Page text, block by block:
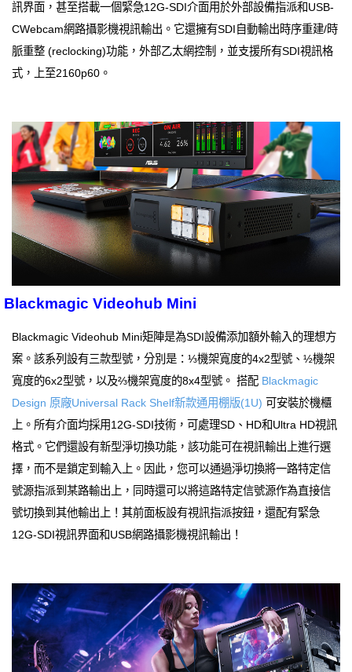
訊界面，甚至搭載一個緊急12G-SDI介面用於外部設備指派和USB-
CWebcam網路攝影機視訊輸出。它還擁有SDI自動輸出時序重建/時
脈重整 (reclocking)功能，外部乙太網控制，並支援所有SDI視訊格
式，上至2160p60。
Blackmagic Videohub Mini
Blackmagic Videohub Mini矩陣是為SDI設備添加額外輸入的理想方
案。該系列設有三款型號，分別是：⅓機架寬度的4x2型號、½機架
寬度的6x2型號，以及⅔機架寬度的8x4型號。 搭配 Blackmagic
Design 原廠Universal Rack Shelf新款通用棚版(1U) 可安裝於機櫃
上。所有介面均採用12G-SDI技術，可處理SD、HD和Ultra HD視訊
格式。它們還設有新型淨切換功能，該功能可在視訊輸出上進行選
擇，而不是鎖定到輸入上。因此，您可以通過淨切換將一路特定信
號源指派到某路輸出上，同時還可以將這路特定信號源作為直接信
號切換到其他輸出上！其前面板設有視訊指派按鈕，還配有緊急
12G-SDI視訊界面和USB網路攝影機視訊輸出！